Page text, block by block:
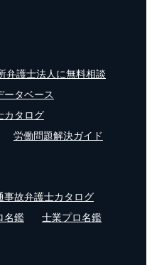
弁護士法人に無料相談
ータベース
カタログ
労働問題解決ガイド
事故弁護士カタログ
名鑑
士業プロ名鑑